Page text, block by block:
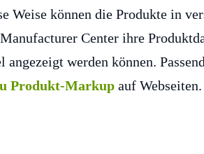
Weise können die Produkte in
Center ihre
werden können.
Produkt-Markup auf Webseiten.